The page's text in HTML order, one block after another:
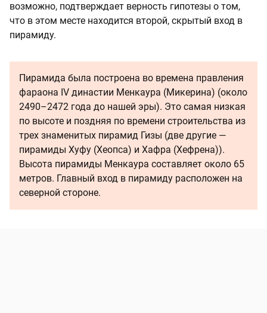
возможно, подтверждает верность гипотезы о том,
что в этом месте находится второй, скрытый вход в
пирамиду.
Пирамида была построена во времена правления
фараона IV династии Менкаура (Микерина) (около
2490–2472 года до нашей эры). Это самая низкая
по высоте и поздняя по времени строительства из
трех знаменитых пирамид Гизы (две другие —
пирамиды Хуфу (Хеопса) и Хафра (Хефрена)).
Высота пирамиды Менкаура составляет около 65
метров. Главный вход в пирамиду расположен на
северной стороне.